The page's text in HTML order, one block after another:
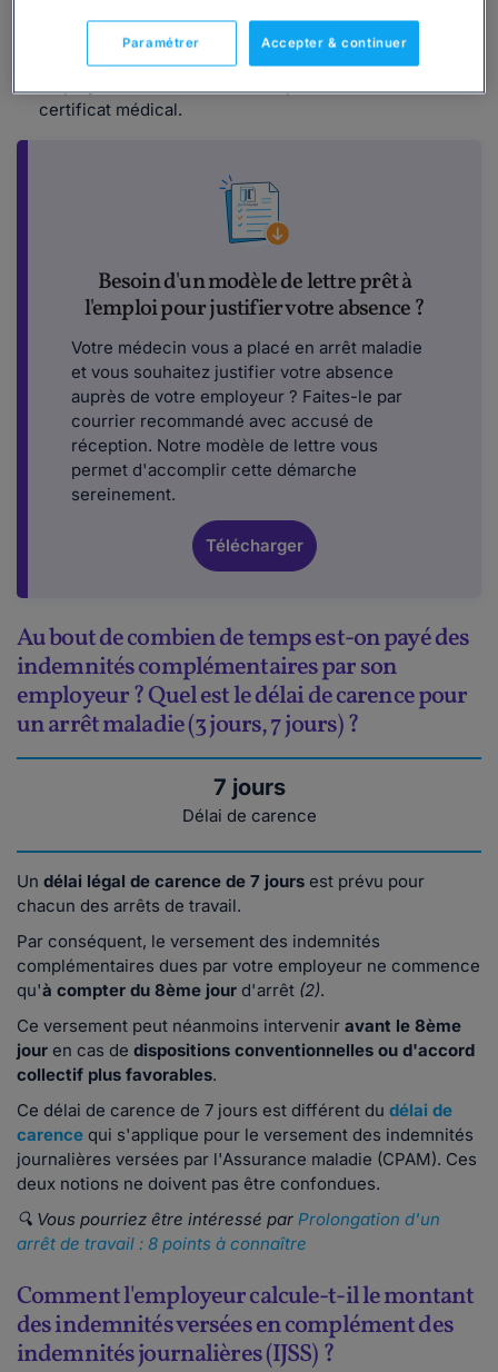
économique européen (EEE) ;
il doit avoir justifié son absenceauprès de votre
certificat médical.
Besoin d'un modèle de lettre prêt à
l'emploi pour justifier votre absence ?
Votre médecin vous a placé en arrêt maladie
et vous souhaitez justifier votre absence
auprès de votre employeur ? Faites-le par
courrier recommandé avec accusé de
réception. Notre modèle de lettre vous
permet d'accomplir cette démarche
sereinement.
Télécharger
Au bout de combien de temps est-on payé des
indemnités complémentaires par son
employeur ? Quel est le délai de carence pour
un arrêt maladie (3 jours, 7 jours) ?
7 jours
Délai de carence
Un délai légal de carence de 7 jours est prévu pour
chacun des arrêts de travail.
Par conséquent, le versement des indemnités
complémentaires dues par votre employeur ne commence
qu'à compter du 8ème jour d'arrêt (2).
Ce versement peut néanmoins intervenir avant le 8ème
jour en cas de dispositions conventionnelles ou d'accord
collectif plus favorables.
Ce délai de carence de 7 jours est différent du délai de
carence qui s'applique pour le versement des indemnités
journalières versées par l'Assurance maladie (CPAM). Ces
deux notions ne doivent pas être confondues.
🔍 Vous pourriez être intéressé par Prolongation d'un
arrêt de travail : 8 points à connaître
Comment l'employeur calcule-t-il le montant
des indemnités versées en complément des
indemnités journalières (IJSS) ?
Accepter & continuer
Paramétrer